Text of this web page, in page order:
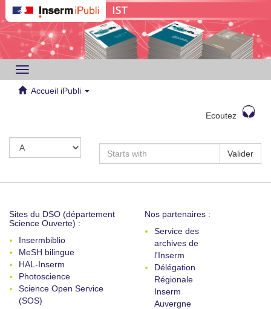
Toggle
navigation
Accueil iPubli
Ecoutez
Valider
Sites du DSO (département
Science Ouverte) :
Insermbiblio
MeSH bilingue
HAL-Inserm
Photoscience
Science Open Service
(SOS)
Nos partenaires :
Service des
archives de
l'Inserm
Délégation
Régionale
Inserm
Auvergne